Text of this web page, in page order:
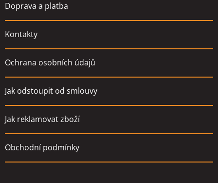
Doprava a platba
Kontakty
Ochrana osobních údajů
Jak odstoupit od smlouvy
Jak reklamovat zboží
Obchodní podmínky